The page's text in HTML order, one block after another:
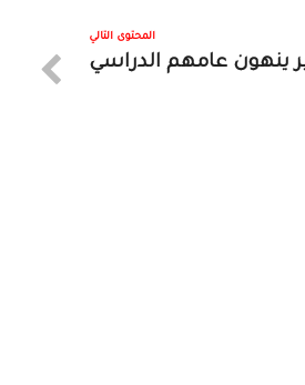
المحتوى التالي
ينهون عامهم الدراسي